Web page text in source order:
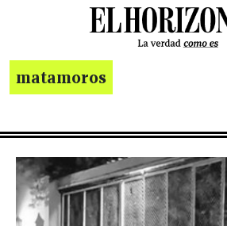
matamoros